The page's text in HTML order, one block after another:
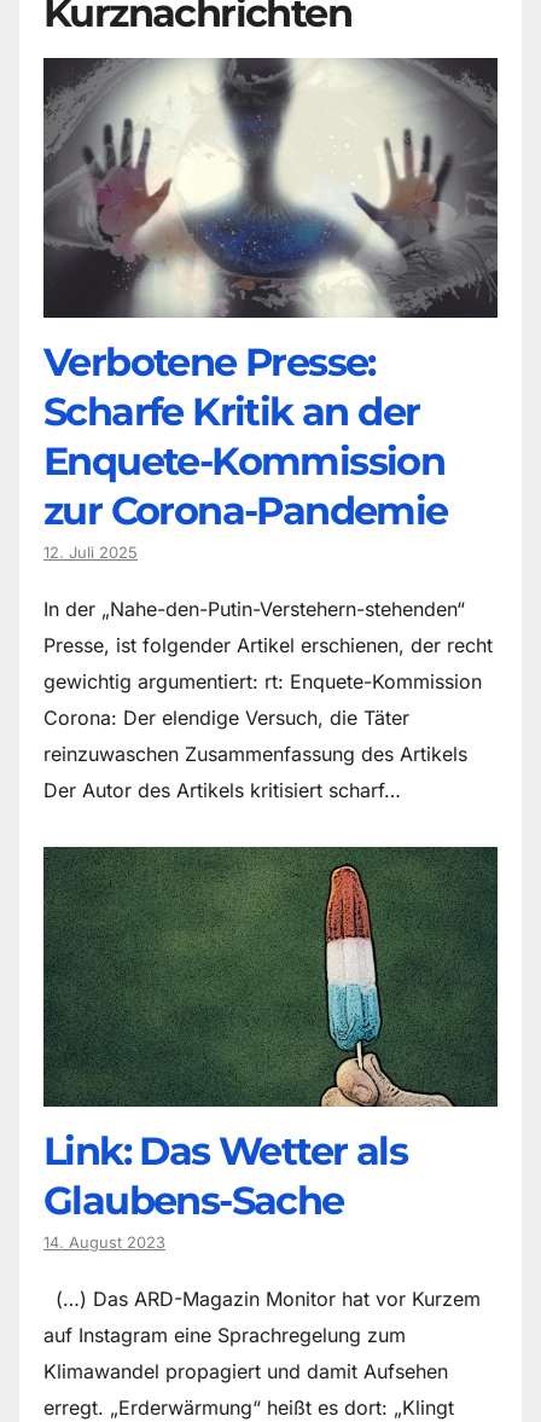
Kurznachrichten
Verbotene Presse:
Scharfe Kritik an der
Enquete-Kommission
zur Corona-Pandemie
12. Juli 2025
In der „Nahe-den-Putin-Verstehern-stehenden“
Presse, ist folgender Artikel erschienen, der recht
gewichtig argumentiert: rt: Enquete-Kommission
Corona: Der elendige Versuch, die Täter
reinzuwaschen Zusammenfassung des Artikels
Der Autor des Artikels kritisiert scharf…
Link: Das Wetter als
Glaubens-Sache
14. August 2023
(…) Das ARD-Magazin Monitor hat vor Kurzem
auf Instagram eine Sprachregelung zum
Klimawandel propagiert und damit Aufsehen
erregt. „Erderwärmung“ heißt es dort: „Klingt